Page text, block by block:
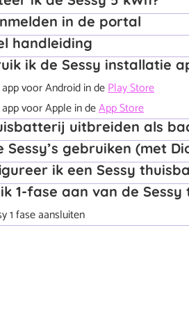
in de portal
handleiding
ik de Sessy installatie
voor Android in dePlay Store
voor Apple in deApp Store
uitbreiden als
Sessy’s gebruiken (met
ik een Sessy
1-fase aan van de
1 fase aansluiten